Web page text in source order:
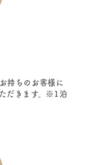
持ちのお客様に
だきます。※1泊